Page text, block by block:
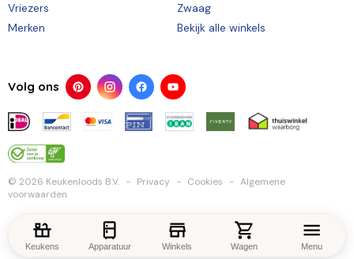
Keukens Apparatuur Winkels Wagen Menu
Vriezers
Merken
Zwaag
Bekijk alle winkels
Volg ons
© 2026 Keukenloods B.V. Privacy Cookies
Algemene
voorwaarden